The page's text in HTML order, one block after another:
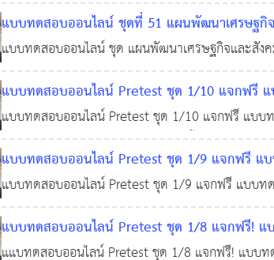
ถึง(ฉบับที่ 2) พ.ศ. 2562 จำนวน 100 ข้อ พร้อมเฉลย
แบบทดสอบออนไลน์ ชุดที่ 51 แผนพัฒนาเศรษฐกิ
แบบทดสอบออนไลน์ ชุด แผนพัฒนาเศรษฐกิจและสั
แบบทดสอบออนไลน์ Pretest ชุด 1/10 แจกฟรี
ฐานในการปฏิบัติราชการ (พร้อมใบเกียรติบัตร)
แบบทดสอบออนไลน์ Pretest ชุด 1/10 แจกฟรี แบบ
ปฏิบัติราชการ (พร้อมใบเกียรติบัตร)เนื้อหาแนวข้อ
ทดสอบแนวข้อส
แบบทดสอบออนไลน์ Pretest ชุด 1/9 แจกฟรี แ
ฐานในการปฏิบัติราชการ (100 ข้อพร้อมใบเกียรติ
แบบทดสอบออนไลน์ Pretest ชุด 1/9 แจกฟรี แบบท
ปฏิบัติราชการ (100 ข้อพร้อมใบเกียรติบัตร)
แบบทดสอบออนไลน์ Pretest ชุด 1/8 แจกฟรี! แ
ฐานในการปฏิบัติราชการ พร้อมใบเกียรติบัตร
แแบทดสอบออนไลน์ Pretest ชุด 1/8 แจกฟรี! แบบท